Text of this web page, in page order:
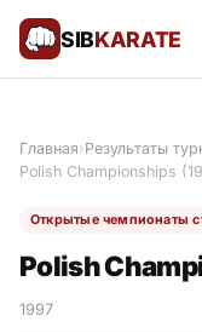
SIBKARATE
Все статьи
Главная›Результаты
Polish Championships
Открытые чемпионаты
Polish
1997